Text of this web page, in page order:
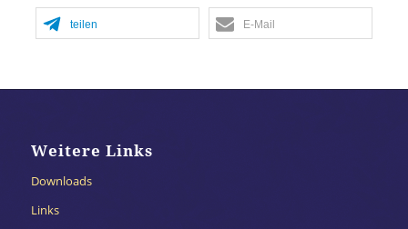
teilen E-Mail
Weitere Links
Downloads
Links